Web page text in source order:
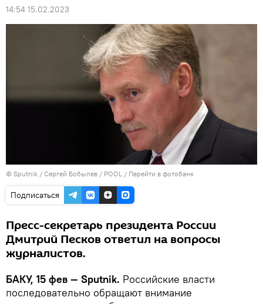
14:54 15.02.2023
© Sputnik / Сергей Бобылев / POOL / Перейти в фотобанк
Подписаться
Пресс-секретарь президента России
Дмитрий Песков ответил на вопросы
журналистов.
БАКУ, 15 фев — Sputnik. Российские власти
последовательно обращают внимание